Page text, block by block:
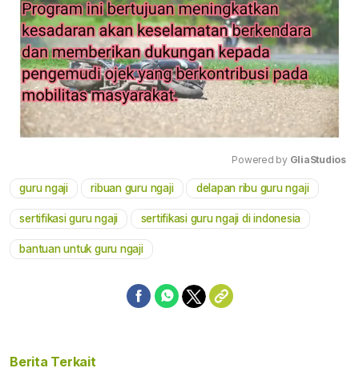
Mute
Powered by GliaStudios
guru ngaji ribuan guru ngaji delapan ribu guru ngaji
sertifikasi guru ngaji sertifikasi guru ngaji di indonesia
bantuan untuk guru ngaji
Berita Terkait